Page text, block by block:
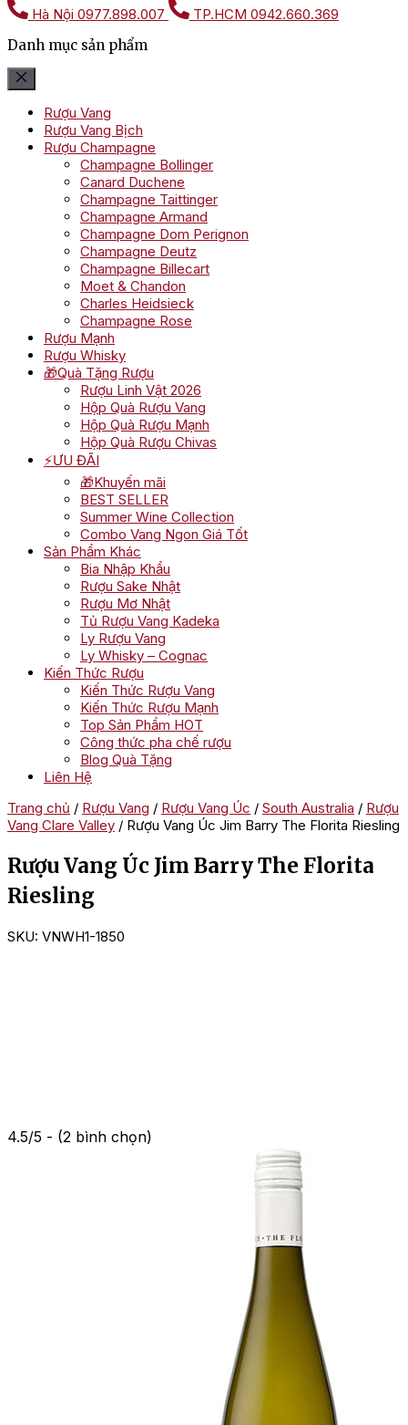
Hà Nội 0977.898.007 TP.HCM 0942.660.369
Danh mục sản phẩm
Rượu Vang
Rượu Vang Bịch
Rượu Champagne
Champagne Bollinger
Canard Duchene
Champagne Taittinger
Champagne Armand
Champagne Dom Perignon
Champagne Deutz
Champagne Billecart
Moet & Chandon
Charles Heidsieck
Champagne Rose
Rượu Mạnh
Rượu Whisky
🎁Quà Tặng Rượu
Rượu Linh Vật 2026
Hộp Quà Rượu Vang
Hộp Quà Rượu Mạnh
Hộp Quà Rượu Chivas
⚡ƯU ĐÃI
🎁Khuyến mãi
BEST SELLER
Summer Wine Collection
Combo Vang Ngon Giá Tốt
Sản Phẩm Khác
Bia Nhập Khẩu
Rượu Sake Nhật
Rượu Mơ Nhật
Tủ Rượu Vang Kadeka
Ly Rượu Vang
Ly Whisky – Cognac
Kiến Thức Rượu
Kiến Thức Rượu Vang
Kiến Thức Rượu Mạnh
Top Sản Phẩm HOT
Công thức pha chế rượu
Blog Quà Tặng
Liên Hệ
Trang chủ / Rượu Vang / Rượu Vang Úc / South Australia / Rượu
Vang Clare Valley / Rượu Vang Úc Jim Barry The Florita Riesling
Rượu Vang Úc Jim Barry The Florita
Riesling
SKU: VNWH1-1850
4.5/5 - (2 bình chọn)